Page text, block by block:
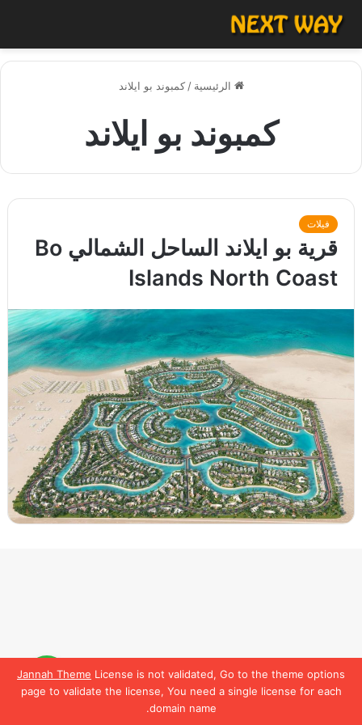
Jannah Theme License is not validated, Go to the theme options
page to validate the license, You need a single license for each
domain name.
الرئيسية / كمبوند بو ايلاند
كمبوند بو ايلاند
فيلات
قرية بو ايلاند الساحل الشمالي Bo
Islands North Coast
لمعرفة تفاصيل أكترتواصل
معنا